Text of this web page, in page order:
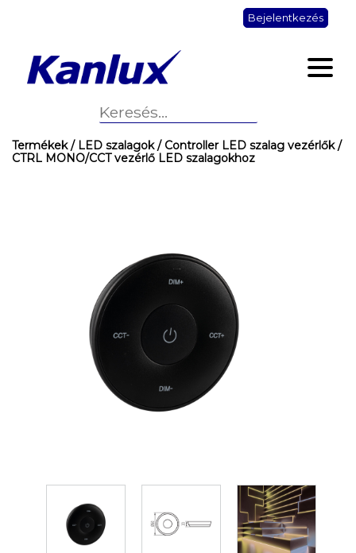
Bejelentkezés
Termékek/ LED szalagok/ Controller LED szalag vezérlők/
CTRL MONO/CCT vezérlő LED szalagokhoz